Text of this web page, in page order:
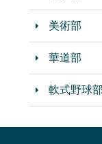
美術部
華道部
軟式野球部